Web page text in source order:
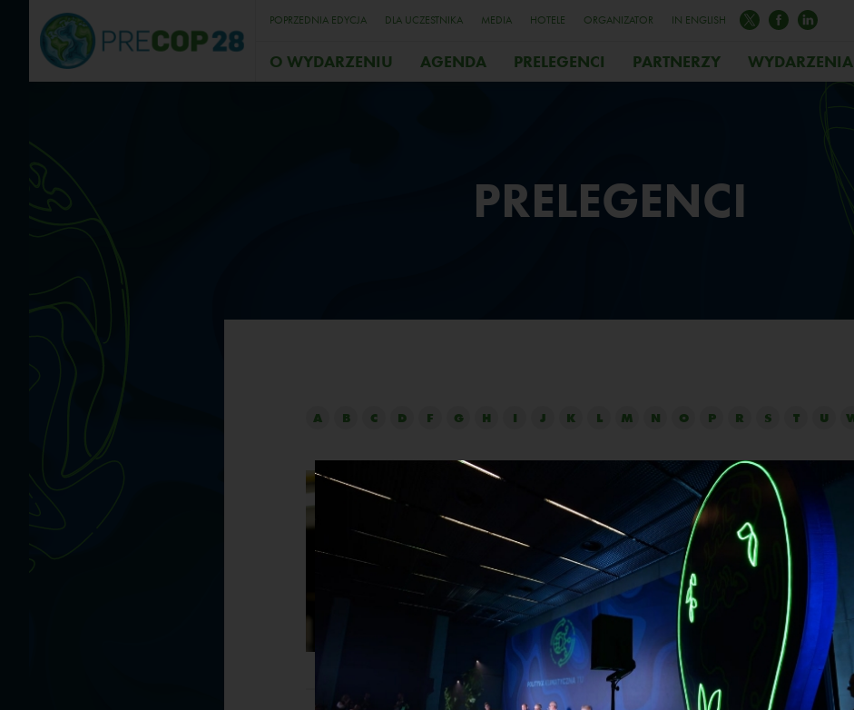
POPRZEDNIA EDYCJA DLA UCZESTNIKA MEDIA HOTELE ORGANIZATOR IN ENGLISH
O WYDARZENIU AGENDA PRELEGENCI PARTNERZY
PRELEGENCI
A B C D F G H I J K L M N O P R S T U
Mariusz Deląg
Firma:
Stellantis Gliwice Sp. z o.o.
Stanowisko: kierownik ds. strategii i rozwoju